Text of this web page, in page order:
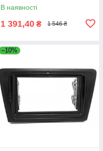
В наявності
1 391,40 ₴ 1 546 ₴
–10%